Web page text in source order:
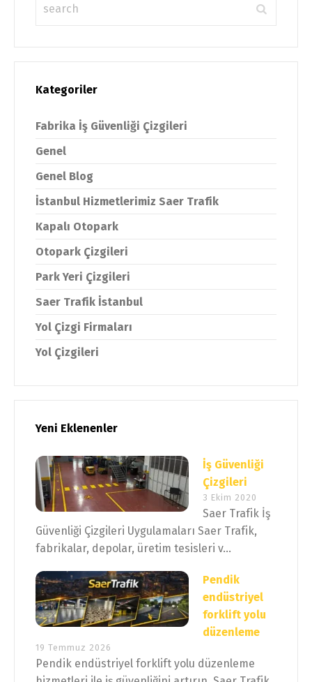
Kategoriler
Fabrika İş Güvenliği Çizgileri
Genel
Genel Blog
İstanbul Hizmetlerimiz Saer Trafik
Kapalı Otopark
Otopark Çizgileri
Park Yeri Çizgileri
Saer Trafik İstanbul
Yol Çizgi Firmaları
Yol Çizgileri
Yeni Eklenenler
İş Güvenliği
Çizgileri
3 Ekim 2020
Saer Trafik İş
Güvenliği Çizgileri Uygulamaları Saer Trafik,
fabrikalar, depolar, üretim tesisleri v...
Pendik
endüstriyel
forklift yolu
düzenleme
19 Temmuz 2026
Pendik endüstriyel forklift yolu düzenleme